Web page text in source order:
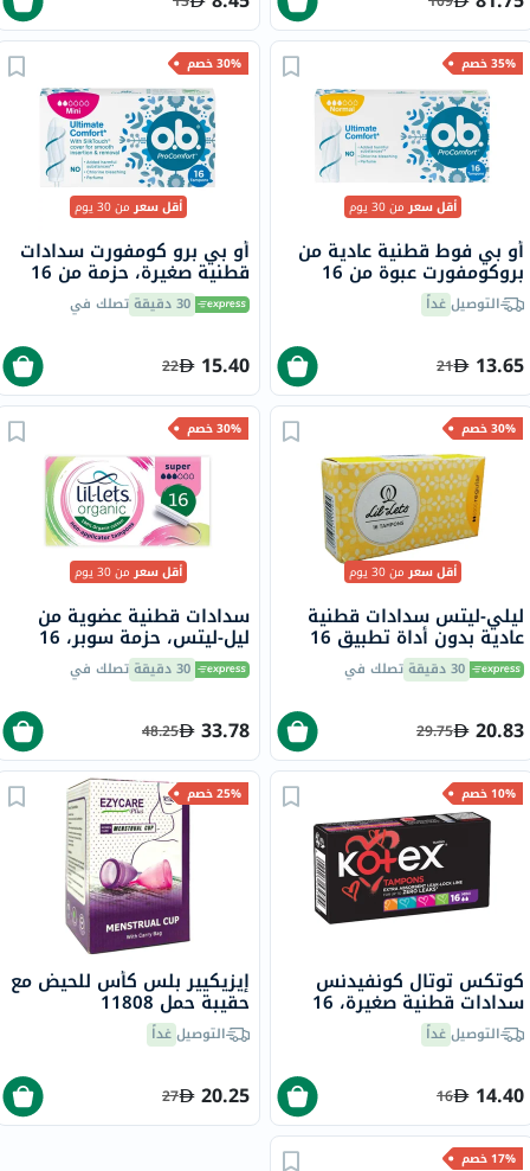
35% خصم
أقل سعرمن 30 يوم
أو بي فوط قطنية عادية من
بروكومفورت عبوة من 16
فوطةالتوصيلغداً
13.65
21
30% خصم
أقل سعرمن 30 يوم
أو بي برو كومفورت سدادات
قطنية صغيرة، حزمة من 16
30 دقيقة تصلك في
15.40
22
30% خصم
أقل سعرمن 30 يوم
ليلي-ليتس سدادات قطنية
عادية بدون أداة تطبيق 16
قطعة 30 دقيقة تصلك في
20.83
29.75
30% خصم
أقل سعرمن 30 يوم
سدادات قطنية عضوية من
ليل-ليتس، حزمة سوبر، 16
سدادة 30 دقيقة تصلك في
33.78
48.25
10% خصم
كوتكس توتال كونفيدنس
سدادات قطنية صغيرة، 16
قطعةالتوصيلغداً
14.40
16
25% خصم
إيزيكيير بلس كأس للحيض مع
حقيبة حمل 11808
التوصيلغداً
20.25
27
17% خصم